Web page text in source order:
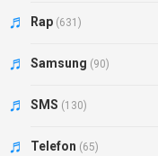
Rap (631)
Samsung (90)
SMS (130)
Telefon (65)